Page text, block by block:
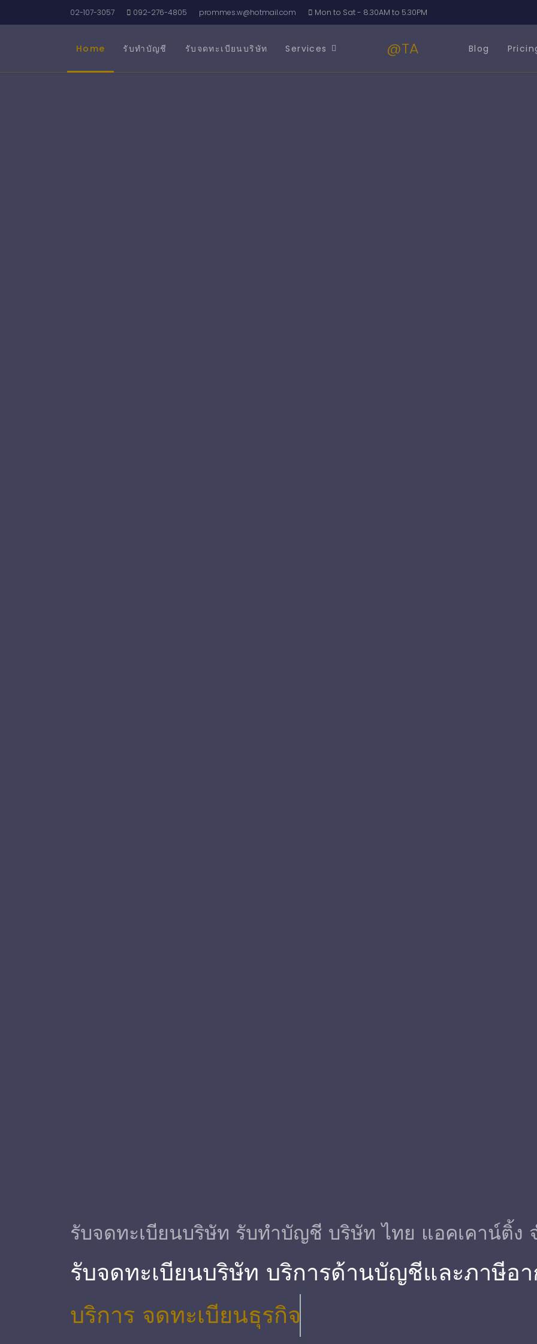
02-107-3057 092-276-4805 prommes.w@hotmail.com Mon to Sat - 8.30AM to 5.30PM
Home รับทำบัญชี รับจดทะเบียนบริษัท Services @TA Blog
รับจดทะเบียนบริษัท รับทําบัญชี บริษัท ไทย แอคเคาน์ติ้ง
รับจดทะเบียนบริษัท บริการด้านบัญชีและภาษีอา
บริการ จดทะเบียนธุรกิจ